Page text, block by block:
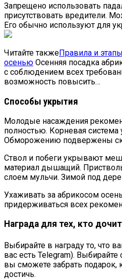
Запрещено использовать
присутствовать вредители.
Его обычно используют для
Читайте такжеПравила и
осенью Осенняя посадка
с соблюдением всех
возможность повысить…
Способы укрытия
Молодые насаждения
полностью. Корневая система
Обморожению подвержены
Ствол и побеги укрывают
материал дышащий.
слоем мульчи. Зимой под
Ухаживать за абрикосом
придерживаться всех
Награда для тех, кто
Выбирайте в награду то, что
вас есть Telegram).
вы сможете забрать подарок,
достичь.